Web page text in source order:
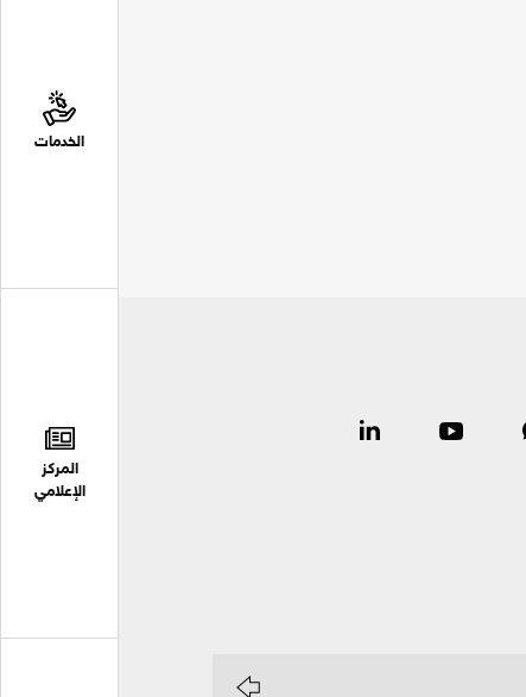
الخدمات
المركز
الإعلامي